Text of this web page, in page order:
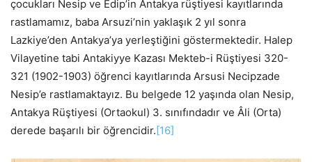
çocukları Nesip ve Edip’in Antakya rüştiyesi kayıtlarında
rastlamamız, baba Arsuzi’nin yaklaşık 2 yıl sonra
Lazkiye’den Antakya’ya yerleştiğini göstermektedir. Halep
Vilayetine tabi Antakiyye Kazası Mekteb-i Rüştiyesi 320-
321 (1902-1903) öğrenci kayıtlarında Arsusi Necipzade
Nesip’e rastlamaktayız. Bu belgede 12 yaşında olan Nesip,
Antakya Rüştiyesi (Ortaokul) 3. sınıfındadır ve Âli (Orta)
derede başarılı bir öğrencidir. [16]